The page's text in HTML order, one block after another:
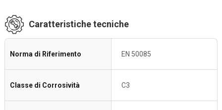
Caratteristiche tecniche
Norma di Riferimento EN 50085
Classe di Corrosività C3